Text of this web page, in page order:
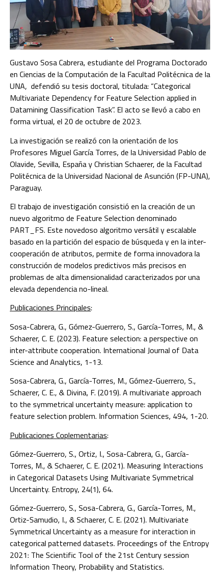
Gustavo Sosa Cabrera, estudiante del Programa Doctorado
en Ciencias de la Computación de la Facultad Politécnica de la
UNA, defendió su tesis doctoral, titulada: “Categorical
Multivariate Dependency for Feature Selection applied in
Datamining Classification Task”. El acto se llevó a cabo en
forma virtual, el 20 de octubre de 2023.
La investigación se realizó con la orientación de los
Profesores Miguel García Torres, de la Universidad Pablo de
Olavide, Sevilla, España y Christian Schaerer, de la Facultad
Politécnica de la Universidad Nacional de Asunción (FP-UNA),
Paraguay.
El trabajo de investigación consistió en la creación de un
nuevo algoritmo de Feature Selection denominado
PART_FS. Este novedoso algoritmo versátil y escalable
basado en la partición del espacio de búsqueda y en la inter-
cooperación de atributos, permite de forma innovadora la
construcción de modelos predictivos más precisos en
problemas de alta dimensionalidad caracterizados por una
elevada dependencia no-lineal.
Publicaciones Principales:
Sosa-Cabrera, G., Gómez-Guerrero, S., García-Torres, M., &
Schaerer, C. E. (2023). Feature selection: a perspective on
inter-attribute cooperation. International Journal of Data
Science and Analytics, 1-13.
Sosa-Cabrera, G., García-Torres, M., Gómez-Guerrero, S.,
Schaerer, C. E., & Divina, F. (2019). A multivariate approach
to the symmetrical uncertainty measure: application to
feature selection problem. Information Sciences, 494, 1-20.
Publicaciones Coplementarias:
Gómez-Guerrero, S., Ortiz, I., Sosa-Cabrera, G., García-
Torres, M., & Schaerer, C. E. (2021). Measuring Interactions
in Categorical Datasets Using Multivariate Symmetrical
Uncertainty. Entropy, 24(1), 64.
Gómez-Guerrero, S., Sosa-Cabrera, G., García-Torres, M.,
Ortiz-Samudio, I., & Schaerer, C. E. (2021). Multivariate
Symmetrical Uncertainty as a measure for interaction in
categorical patterned datasets. Proceedings of the Entropy
2021: The Scientific Tool of the 21st Century session
Information Theory, Probability and Statistics.